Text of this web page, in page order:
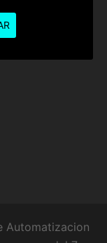
Automatizacion